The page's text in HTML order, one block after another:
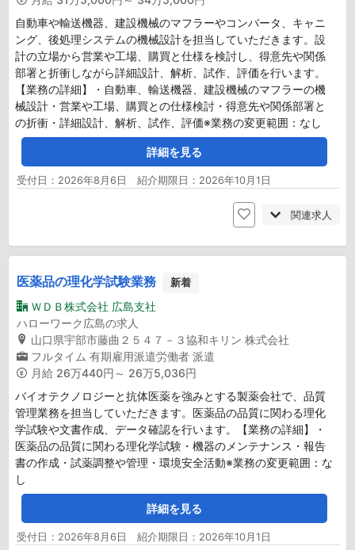
自動車や輸送機器、建設機械のマフラーやコンバータ、キャニ
ング、後処理システムの機械設計を担当していただきます。設
計の立場から営業や工場、購買と仕様を検討し、得意先や関係
部署と折衝しながら詳細設計、解析、試作、評価を行います。
【業務の詳細】・自動車、輸送機器、建設機械のマフラーの機
械設計・営業や工場、購買との仕様検討・得意先や関係部署と
の折衝・詳細設計、解析、試作、評価※業務の変更範囲：なし
詳細を見る
受付日：2026年8月6日 紹介期限日：2026年10月1日
関連求人
医薬品の理化学試験業務 新着
ＷＤＢ株式会社 広島支社
ハローワーク広島の求人
山口県宇部市藤曲２５４７－３協和キリン 株式会社
フルタイム 有期雇用派遣労働者 派遣
月給 26万440円～ 26万5,036円
バイオテクノロジーと抗体医薬を強みとする製薬会社で、品質
管理業務を担当していただきます。医薬品の品質に関わる理化
学試験や文書作成、データ確認を行います。【業務の詳細】・
医薬品の品質に関わる理化学試験・機器のメンテナンス・報告
書の作成・試薬調整や管理・環境安全活動※業務の変更範囲：な
し
詳細を見る
受付日：2026年8月6日 紹介期限日：2026年10月1日